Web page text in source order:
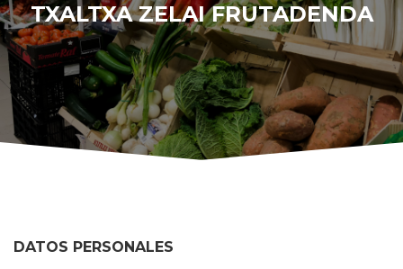
TXALTXA ZELAI FRUTADENDA
DATOS PERSONALES